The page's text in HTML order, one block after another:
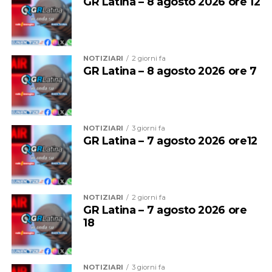
pienamente rispettati e il passaggio tra le aziende
avvenga senza criticità per il personale e per il servizio
reso alla sanità pubblica”.
Al microfono di
noi la struttura, la soddisfazione del professor
Neonatologia
Audio
Player
00:00
NOTIZIARI 2 giorni fa
GR Latina – 8 agosto 2026 ore 7
NOTIZIARI 3 giorni fa
GR Latina – 7 agosto 2026 ore12
NOTIZIARI 2 giorni fa
GR Latina – 7 agosto 2026 ore
18
NOTIZIARI 3 giorni fa